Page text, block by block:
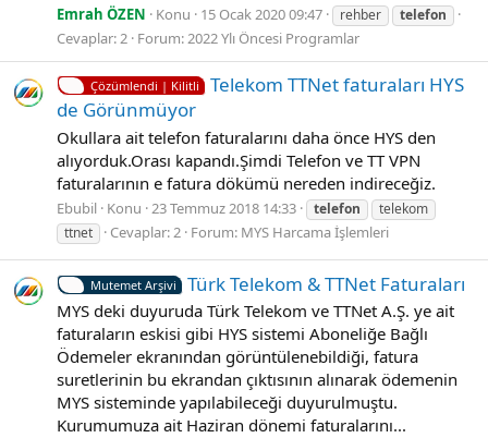
Emrah ÖZEN Konu 15 Ocak 2020 09:47 rehber telefon
Cevaplar: 2 Forum: 2022 Ylı Öncesi Programlar
Çözümlendi | Kilitli
Telekom TTNet faturaları HYS
de Görünmüyor
Okullara ait telefon faturalarını daha önce HYS den
alıyorduk.Orası kapandı.Şimdi Telefon ve TT VPN
faturalarının e fatura dökümü nereden indireceğiz.
Ebubil Konu 23 Temmuz 2018 14:33 telefon
telekom
ttnet
Cevaplar: 2 Forum: MYS Harcama İşlemleri
Mutemet Arşivi Türk Telekom & TTNet Faturaları
MYS deki duyuruda Türk Telekom ve TTNet A.Ş. ye ait
faturaların eskisi gibi HYS sistemi Aboneliğe Bağlı
Ödemeler ekranından görüntülenebildiği, fatura
suretlerinin bu ekrandan çıktısının alınarak ödemenin
MYS sisteminde yapılabileceği duyurulmuştu.
Kurumumuza ait Haziran dönemi faturalarını...